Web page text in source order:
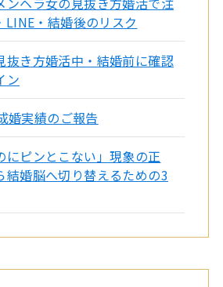
LINE・結婚後のリスク
抜き方婚活中・結婚前に確認
ン
婚実績のご報告
にピンとこない」現象の正
結婚脳へ切り替えるための3